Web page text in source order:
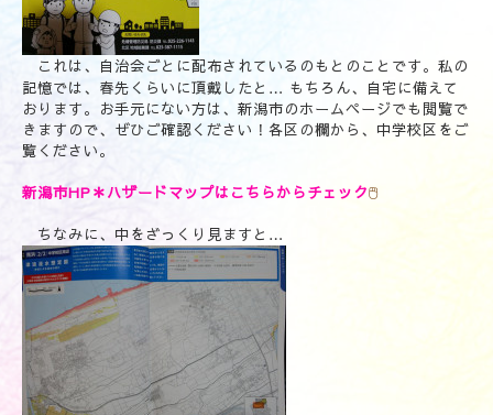
これは、自治会ごとに配布されているのもとのことです。私の
記憶では、春先くらいに頂戴したと… もちろん、自宅に備えて
おります。お手元にない方は、新潟市のホームページでも閲覧で
きますので、ぜひご確認ください！各区の欄から、中学校区をご
覧ください。
新潟市HP＊ハザードマップはこちらからチェック🖱
ちなみに、中をざっくり見ますと…